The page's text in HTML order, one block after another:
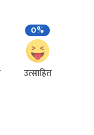
0%
उत्साहित